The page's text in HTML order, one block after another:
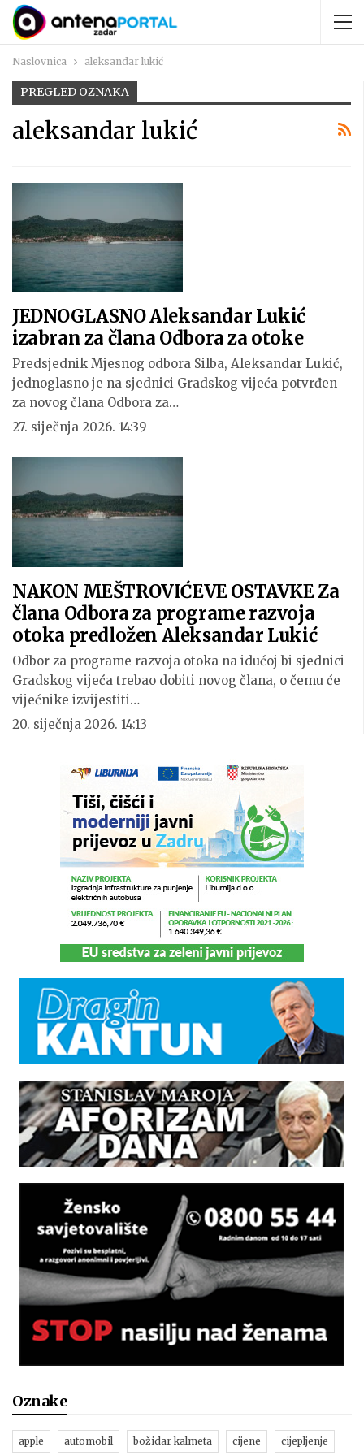
Naslovnica aleksandar lukić
PREGLED OZNAKA
aleksandar lukić
JEDNOGLASNO Aleksandar Lukić
izabran za člana Odbora za otoke
Predsjednik Mjesnog odbora Silba, Aleksandar Lukić,
jednoglasno je na sjednici Gradskog vijeća potvrđen
za novog člana Odbora za…
27. siječnja 2026. 14:39
NAKON MEŠTROVIĆEVE OSTAVKE Za
člana Odbora za programe razvoja
otoka predložen Aleksandar Lukić
Odbor za programe razvoja otoka na idućoj bi sjednici
Gradskog vijeća trebao dobiti novog člana, o čemu će
vijećnike izvijestiti…
20. siječnja 2026. 14:13
Oznake
apple automobil božidar kalmeta cijene cijepljenje